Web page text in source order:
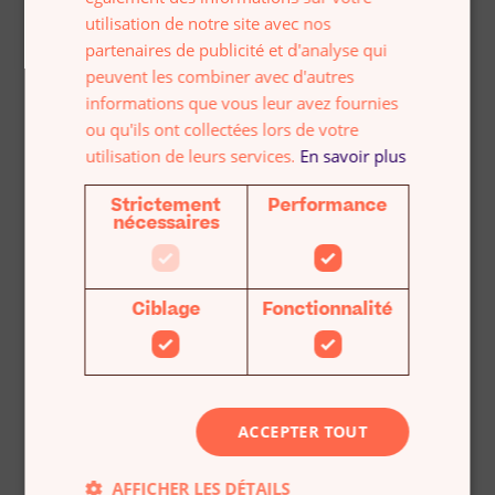
Accroissement de votre crédibilité
Concentration sur votre activité
utilisation de notre site avec nos
partenaires de publicité et d'analyse qui
peuvent les combiner avec d'autres
informations que vous leur avez fournies
ou qu'ils ont collectées lors de votre
utilisation de leurs services. En savoir plus
Strictement
nécessaires
Performance
Ciblage Fonctionnalité
ACCEPTER TOUT
AFFICHER LES DÉTAILS
accompagner ?
Inès sera ravie de
répondre à vos
questions et vous
accompagner dans
votre recherche
Prendre rendez-vous